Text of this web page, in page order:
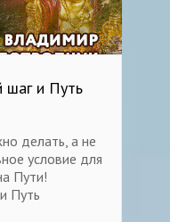
и Путь
делать, а не
условие для
Пути!
Путь